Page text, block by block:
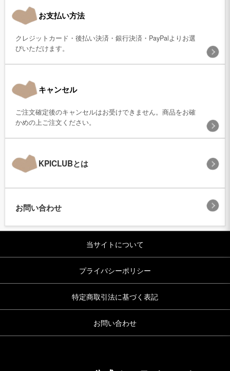
お支払い方法
クレジットカード・後払い決済・銀行決済・PayPalよりお選
びいただけます。
キャンセル
ご注文確定後のキャンセルはお受けできません。商品をお確
かめの上ご注文ください。
KPICLUBとは
お問い合わせ
当サイトについて
プライバシーポリシー
特定商取引法に基づく表記
お問い合わせ